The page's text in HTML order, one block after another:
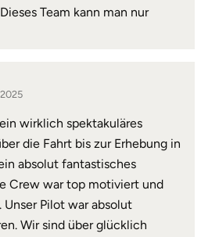
Team kann man nur
wirklich spektakuläres
die Fahrt bis zur Erhebung in
absolut fantastisches
Crew war top motiviert und
Pilot war absolut
Wir sind über glücklich